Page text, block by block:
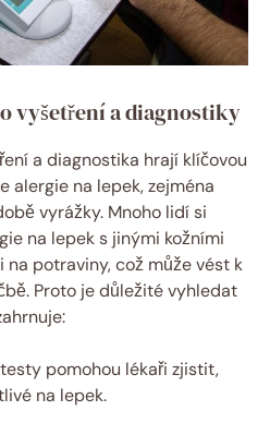
vyšetření a diagnostiky
a diagnostika hrají klíčovou
alergie na lepek, zejména
vyrážky. Mnoho lidí si
na lepek s jinými kožními
potraviny, což může vést k
Proto je důležité vyhledat
pomohou lékaři zjistit,
na lepek.